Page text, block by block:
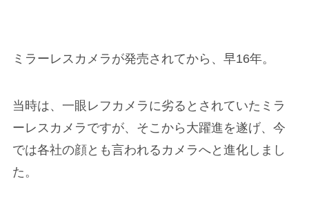
ミラーレスカメラが発売されてから、早16年。
当時は、一眼レフカメラに劣るとされていたミラ
ーレスカメラですが、そこから大躍進を遂げ、今
では各社の顔とも言われるカメラへと進化しまし
た。